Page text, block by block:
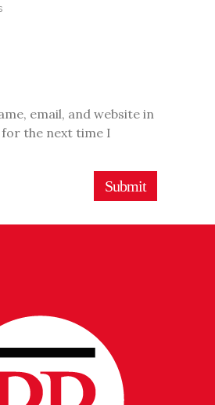
email, and website in
the next time I